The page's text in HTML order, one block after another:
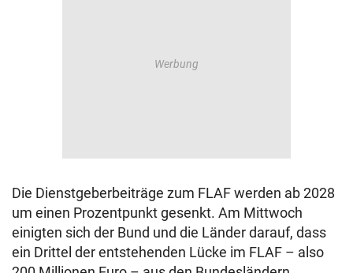
Die Dienstgeberbeiträge zum FLAF werden ab 2028
um einen Prozentpunkt gesenkt. Am Mittwoch
einigten sich der Bund und die Länder darauf, dass
ein Drittel der entstehenden Lücke im FLAF – also